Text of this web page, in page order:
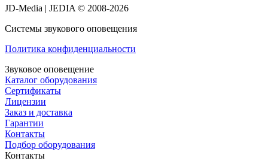
JD-Media | JEDIA © 2008-2026
Системы звукового оповещения
Политика конфиденциальности
Звуковое оповещение
Каталог оборудования
Сертификаты
Лицензии
Заказ и доставка
Гарантии
Контакты
Подбор оборудования
Контакты